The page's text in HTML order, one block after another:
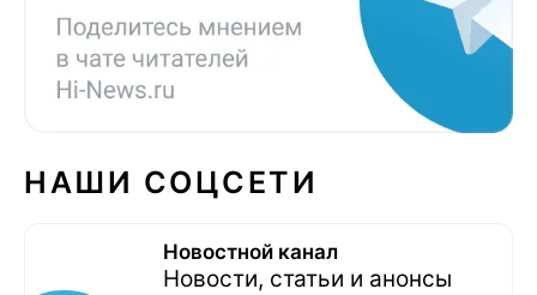
НАШИ СОЦСЕТИ
Новостной канал
Новости, статьи и анонсы